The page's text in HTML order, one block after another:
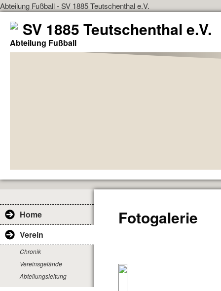
Abteilung Fußball - SV 1885 Teutschenthal e.V.
SV 1885 Teutschenthal e.V.
Abteilung Fußball
Home
Verein
Chronik
Vereinsgelände
Abteilungsleitung
Fotogalerie